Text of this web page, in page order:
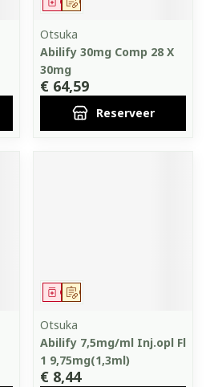
Otsuka
Abilify 30mg Comp 28 X
30mg
€ 64,59
Reserveer
Op voorschrift
Geneesmiddel
Otsuka
Abilify 7,5mg/ml Inj.opl Fl
1 9,75mg(1,3ml)
€ 8,44